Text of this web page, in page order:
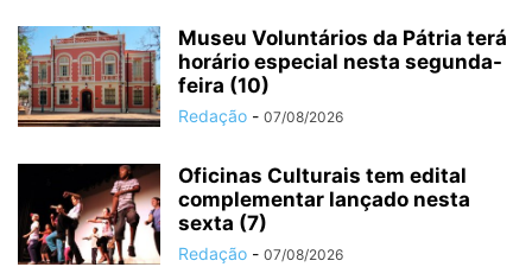
Museu Voluntários da Pátria terá
horário especial nesta segunda-
feira (10)
Redação - 07/08/2026
Oficinas Culturais tem edital
complementar lançado nesta
sexta (7)
Redação - 07/08/2026